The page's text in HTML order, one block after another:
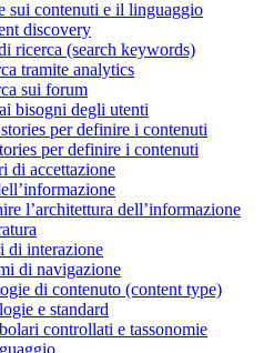
sui contenuti e il linguaggio
discovery
ricerca (search keywords)
tramite analytics
sui forum
bisogni degli utenti
per definire i contenuti
per definire i contenuti
di accettazione
l’architettura dell’informazione
di interazione
di navigazione
di contenuto (content type)
e standard
controllati e tassonomie